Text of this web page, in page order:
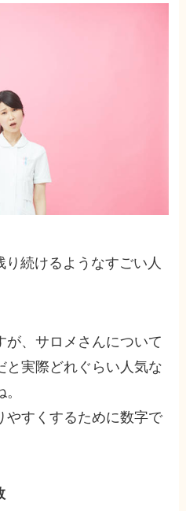
続けるようなすごい人
が、サロメさんについて
と実際どれぐらい人気な
やすくするために数字で